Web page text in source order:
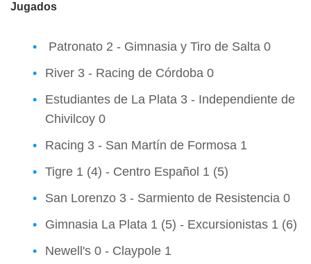
Jugados
Patronato 2 - Gimnasia y Tiro de Salta 0
River 3 - Racing de Córdoba 0
Estudiantes de La Plata 3 - Independiente de
Chivilcoy 0
Racing 3 - San Martín de Formosa 1
Tigre 1 (4) - Centro Español 1 (5)
San Lorenzo 3 - Sarmiento de Resistencia 0
Gimnasia La Plata 1 (5) - Excursionistas 1 (6)
Newell's 0 - Claypole 1